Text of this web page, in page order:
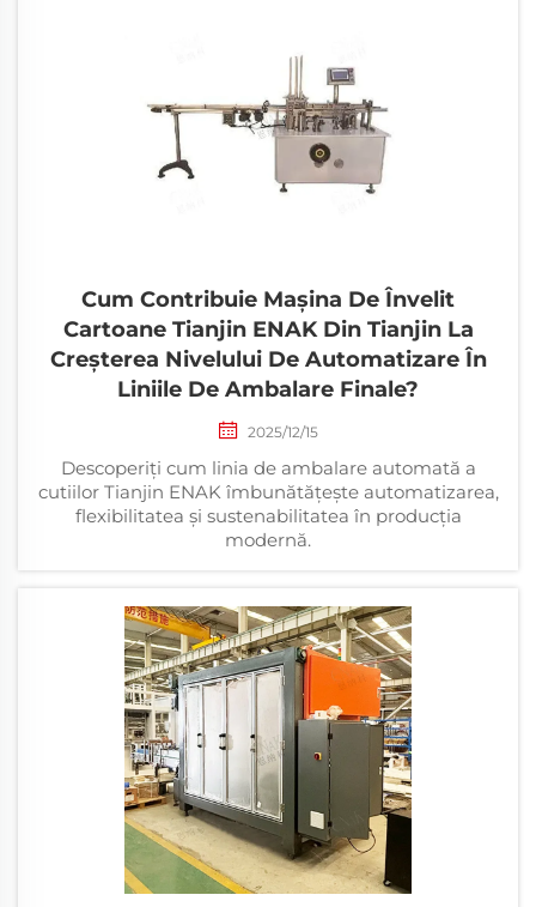
Cum Contribuie Mașina De Învelit
Cartoane Tianjin ENAK Din Tianjin La
Creșterea Nivelului De Automatizare În
Liniile De Ambalare Finale?
2025/12/15
Descoperiți cum linia de ambalare automată a
cutiilor Tianjin ENAK îmbunătățește automatizarea,
flexibilitatea și sustenabilitatea în producția
modernă.